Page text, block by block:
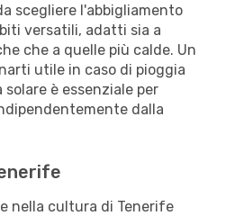
scegliere l'abbigliamento
versatili, adatti sia a
che a quelle più calde. Un
utile in caso di pioggia
è essenziale per
dalla
nella cultura di Tenerife